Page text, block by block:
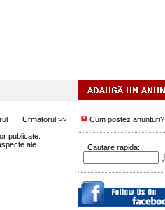
| Urmatorul >>
publicate.
ale
Cum postez anunturi?
Cautare rapida: